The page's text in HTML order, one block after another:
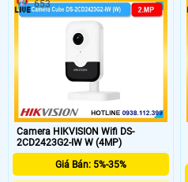
Camera HIKVISION Wifi DS-
2CD2423G2-IW W (4MP)
Giá Bán: 5%-35%
653